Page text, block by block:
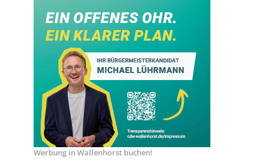
Werbung in Wallenhorst buchen!